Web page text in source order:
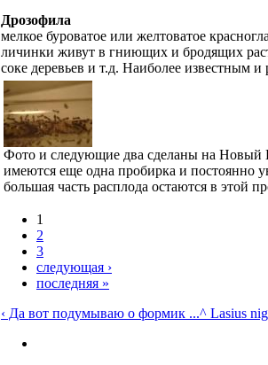
Дрозофила
мелкое буроватое или желтоватое
личинки живут в гниющих и бродящих
соке деревьев и т.д. Наиболее известным
Фото и следующие два сделаны на Новый
имеются еще одна пробирка и постоянно
большая часть расплода остаются в этой
1
2
3
следующая ›
последняя »
‹ Да вот подумываю о формик ...^ Lasius